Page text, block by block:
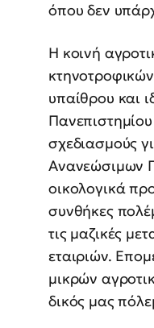
όπου δεν
Η κοινή
υπαίθρου και
σχεδιασμούς
Ανανεώσιμων
οικολογικά
συνθήκες
τις μαζικές
εταιριών.
μικρών
δικός μας